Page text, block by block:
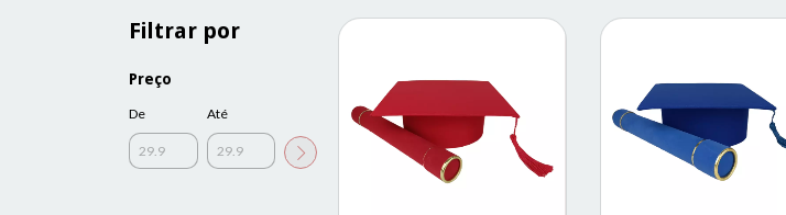
Filtrar por
Preço
De Até